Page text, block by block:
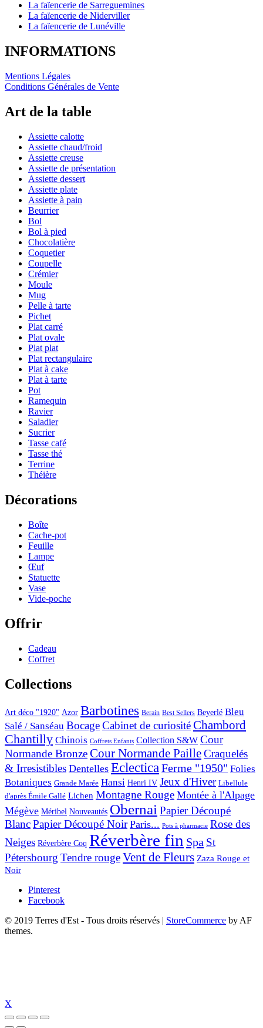
La faïencerie de Sarreguemines
La faïencerie de Niderviller
La faïencerie de Lunéville
INFORMATIONS
Mentions Légales
Conditions Générales de Vente
Art de la table
Assiette calotte
Assiette chaud/froid
Assiette creuse
Assiette de présentation
Assiette dessert
Assiette plate
Assiette à pain
Beurrier
Bol
Bol à pied
Chocolatière
Coquetier
Coupelle
Crémier
Moule
Mug
Pelle à tarte
Pichet
Plat carré
Plat ovale
Plat plat
Plat rectangulaire
Plat à cake
Plat à tarte
Pot
Ramequin
Ravier
Saladier
Sucrier
Tasse café
Tasse thé
Terrine
Théière
Décorations
Boîte
Cache-pot
Feuille
Lampe
Œuf
Statuette
Vase
Vide-poche
Offrir
Cadeau
Coffret
Collections
Art déco "1920" Azor Barbotines Berain Best Sellers Beyerlé Bleu
Salé / Sanséau BocageCabinet de curiositéChambord
Chantilly Chinois Coffrets Enfants Collection S&W Cour
Normande BronzeCour Normande PailleCraquelés
& Irresistibles Dentelles EclecticaFerme "1950" Folies
Botaniques Grande Marée Hansi Henri IV Jeux d'Hiver Libellule
d'après Émile Gallé Lichen Montagne Rouge Montée à l'Alpage
Mégève Méribel Nouveautés ObernaiPapier Découpé
BlancPapier Découpé Noir Paris... Pots à pharmacie Rose des
Neiges Réverbère Coq Réverbère fin Spa St
Pétersbourg Tendre rougeVent de Fleurs Zaza Rouge et
Noir
Pinterest
Facebook
© 2019 Terres d'Est - Tous droits réservés
StoreCommerce by AF
themes.
X